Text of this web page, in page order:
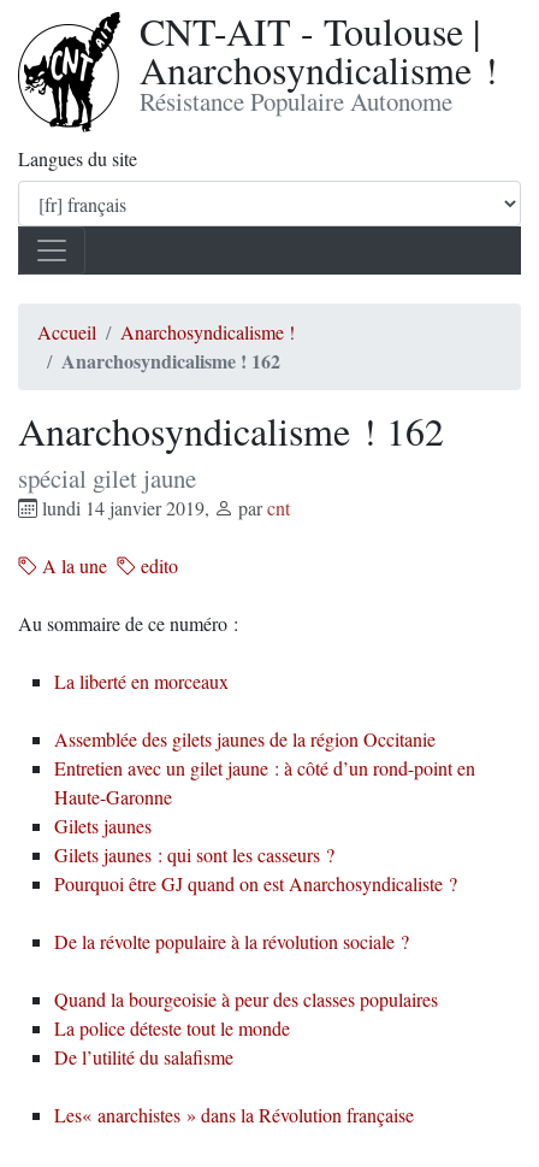
CNT-AIT - Toulouse |
Anarchosyndicalisme !
Résistance Populaire Autonome
Langues du site
Accueil Anarchosyndicalisme !
Anarchosyndicalisme ! 162
Anarchosyndicalisme ! 162
spécial gilet jaune
lundi 14 janvier 2019, parcnt
A la une edito
Au sommaire de ce numéro :
La liberté en morceaux
Assemblée des gilets jaunes de la région Occitanie
Entretien avec un gilet jaune : à côté d’un rond-point en
Haute-Garonne
Gilets jaunes
Gilets jaunes : qui sont les casseurs ?
Pourquoi être GJ quand on est Anarchosyndicaliste ?
De la révolte populaire à la révolution sociale ?
Quand la bourgeoisie à peur des classes populaires
La police déteste tout le monde
De l’utilité du salafisme
Les« anarchistes » dans la Révolution française